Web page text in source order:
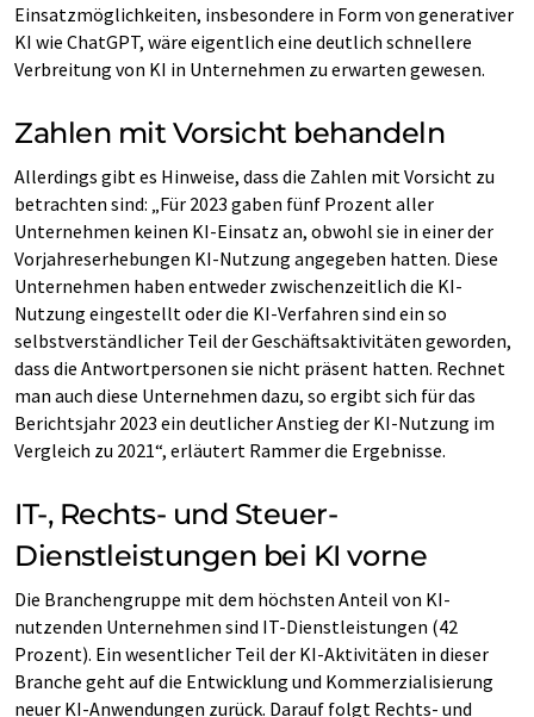
Einsatzmöglichkeiten, insbesondere in Form von generativer
KI wie ChatGPT, wäre eigentlich eine deutlich schnellere
Verbreitung von KI in Unternehmen zu erwarten gewesen.
Zahlen mit Vorsicht behandeln
Allerdings gibt es Hinweise, dass die Zahlen mit Vorsicht zu
betrachten sind: „Für 2023 gaben fünf Prozent aller
Unternehmen keinen KI-Einsatz an, obwohl sie in einer der
Vorjahreserhebungen KI-Nutzung angegeben hatten. Diese
Unternehmen haben entweder zwischenzeitlich die KI-
Nutzung eingestellt oder die KI-Verfahren sind ein so
selbstverständlicher Teil der Geschäftsaktivitäten geworden,
dass die Antwortpersonen sie nicht präsent hatten. Rechnet
man auch diese Unternehmen dazu, so ergibt sich für das
Berichtsjahr 2023 ein deutlicher Anstieg der KI-Nutzung im
Vergleich zu 2021“, erläutert Rammer die Ergebnisse.
IT-, Rechts- und Steuer-
Dienstleistungen bei KI vorne
Die Branchengruppe mit dem höchsten Anteil von KI-
nutzenden Unternehmen sind IT-Dienstleistungen (42
Prozent). Ein wesentlicher Teil der KI-Aktivitäten in dieser
Branche geht auf die Entwicklung und Kommerzialisierung
neuer KI-Anwendungen zurück. Darauf folgt Rechts- und